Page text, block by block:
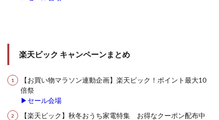
楽天ビック キャンペーンまとめ
【お買い物マラソン連動企画】楽天ビック！ポイント最大10
倍祭
▶セール会場
【楽天ビック】秋冬おうち家電特集 お得なクーポン配布中